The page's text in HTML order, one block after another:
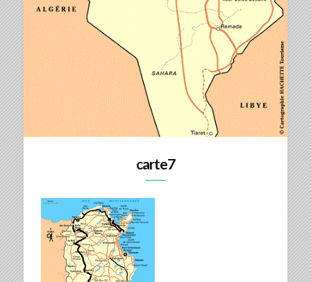
carte7